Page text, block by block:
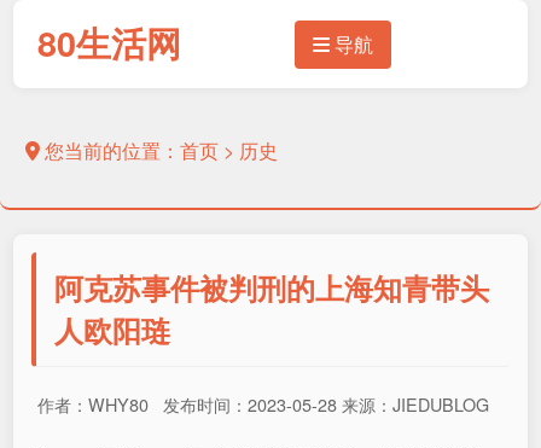
80生活网 导航
您当前的位置：首页 > 历史
阿克苏事件被判刑的上海知青带头
人欧阳琏
作者：WHY80 发布时间：2023-05-28 来源：JIEDUBLOG